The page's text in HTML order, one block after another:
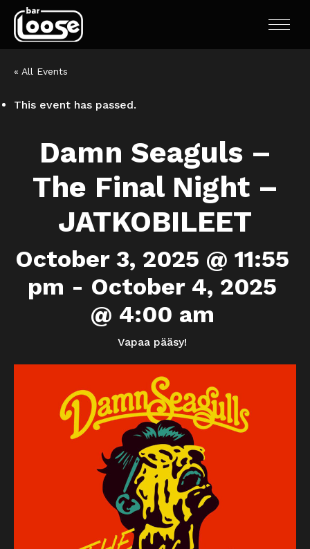
« All Events
This event has passed.
Damn Seaguls –
The Final Night –
JATKOBILEET
October 3, 2025 @ 11:55
pm - October 4, 2025
@ 4:00 am
Vapaa pääsy!